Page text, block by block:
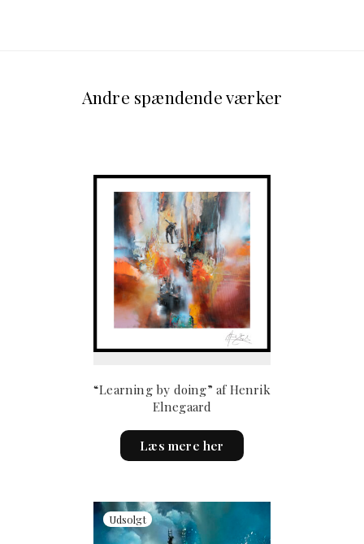
Andre spændende værker
“Learning by doing” af Henrik
Elnegaard
Læs mere her
product
variants.
The